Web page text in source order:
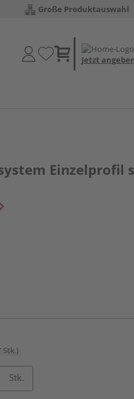
Große Produktauswahl
Jetzt
Einzelprofil
Stk.)
Stk.